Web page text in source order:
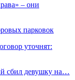
– они
парковок
уточнят:
сбил девушку на…